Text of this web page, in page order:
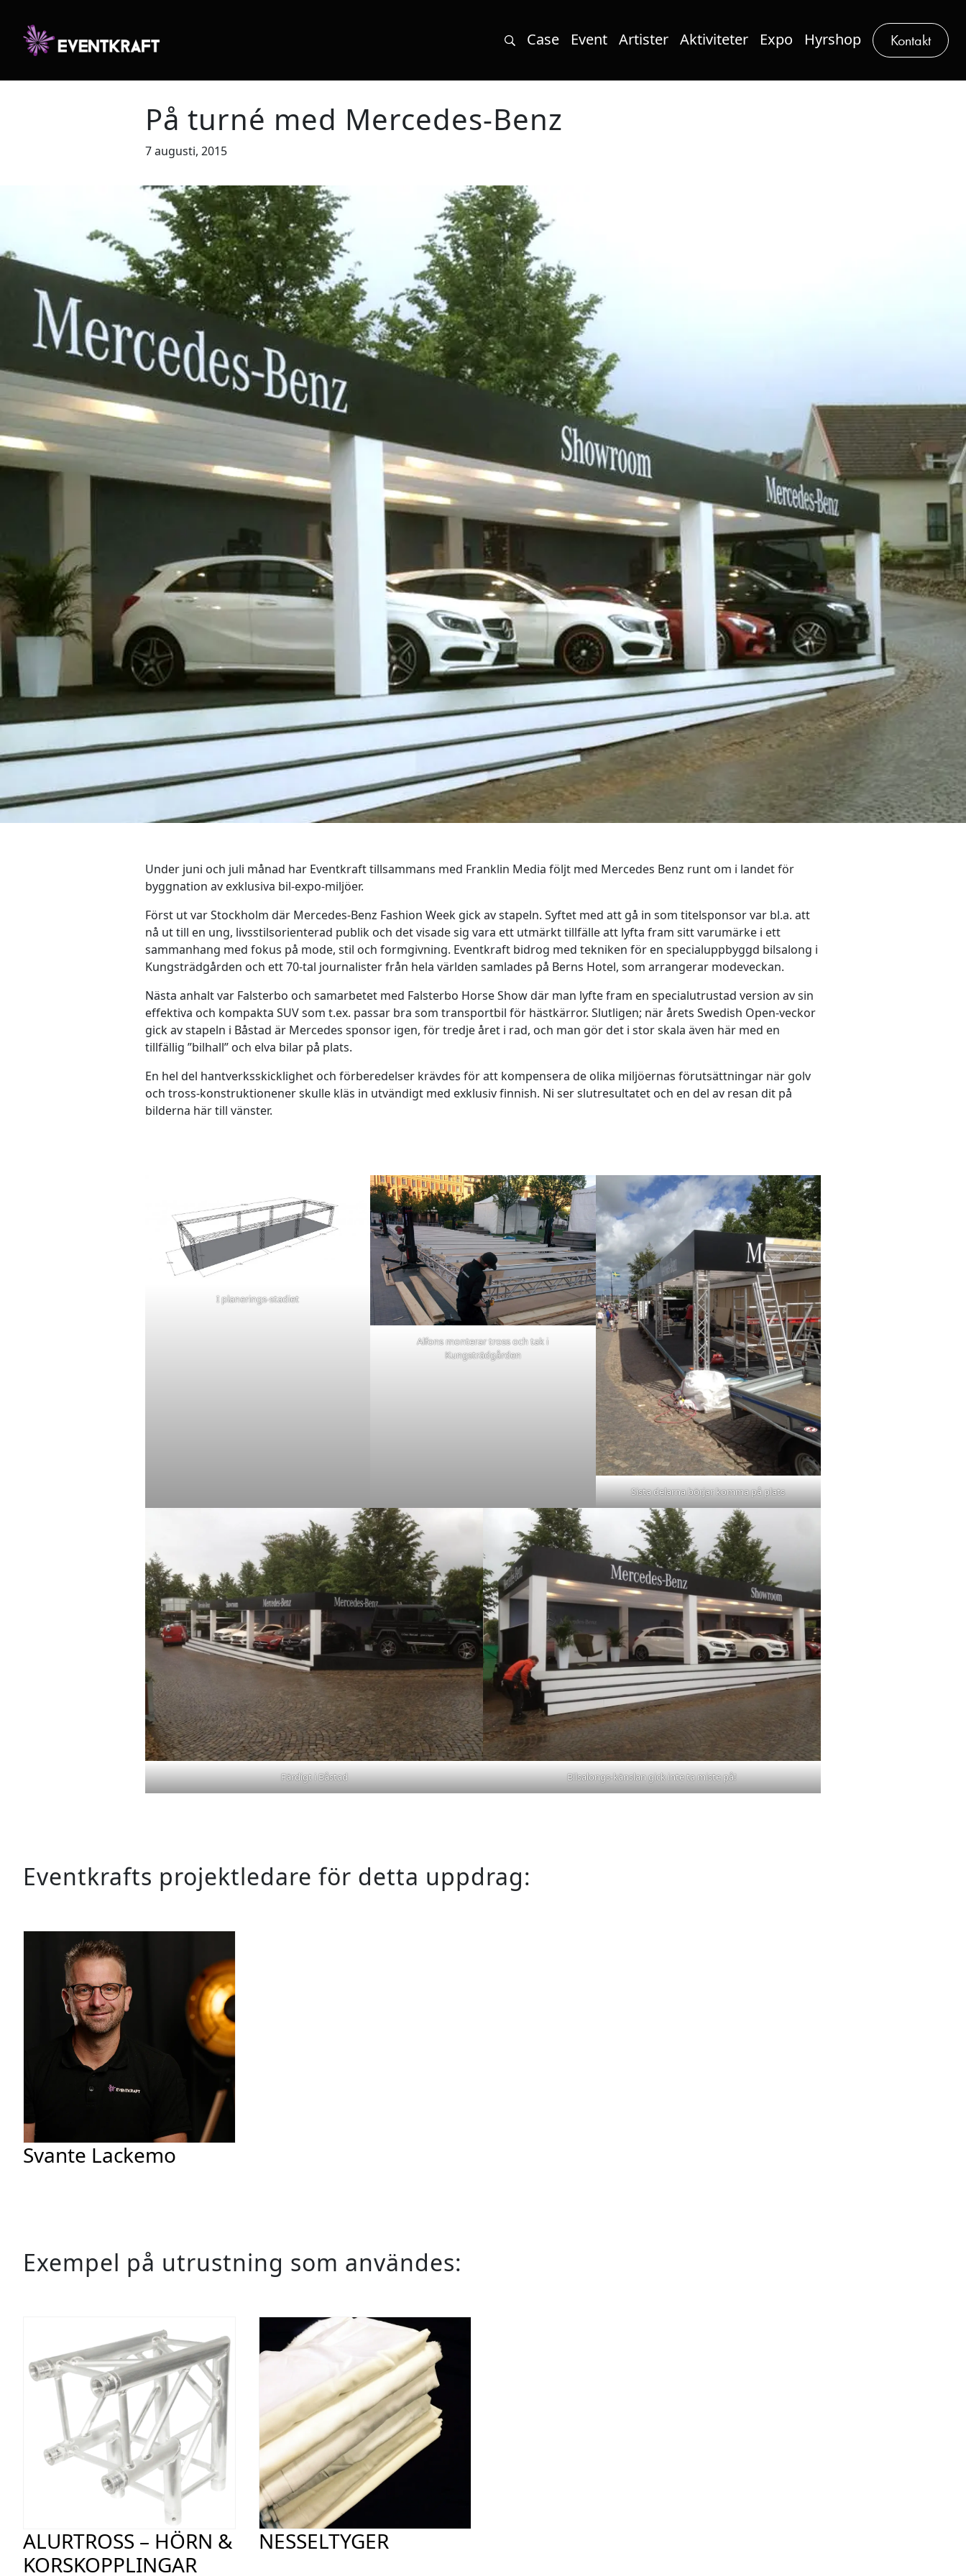
Case Event Artister Aktiviteter Expo Hyrshop Kontakt
På turné med Mercedes-Benz
7 augusti, 2015
Under juni och juli månad har Eventkraft tillsammans med Franklin Media följt med Mercedes Benz runt om i landet för
byggnation av exklusiva bil-expo-miljöer.
Först ut var Stockholm där Mercedes-Benz Fashion Week gick av stapeln. Syftet med att gå in som titelsponsor var bl.a. att
nå ut till en ung, livsstilsorienterad publik och det visade sig vara ett utmärkt tillfälle att lyfta fram sitt varumärke i ett
sammanhang med fokus på mode, stil och formgivning. Eventkraft bidrog med tekniken för en specialuppbyggd bilsalong i
Kungsträdgården och ett 70-tal journalister från hela världen samlades på Berns Hotel, som arrangerar modeveckan.
Nästa anhalt var Falsterbo och samarbetet med Falsterbo Horse Show där man lyfte fram en specialutrustad version av sin
effektiva och kompakta SUV som t.ex. passar bra som transportbil för hästkärror. Slutligen; när årets Swedish Open-veckor
gick av stapeln i Båstad är Mercedes sponsor igen, för tredje året i rad, och man gör det i stor skala även här med en
tillfällig ”bilhall” och elva bilar på plats.
En hel del hantverksskicklighet och förberedelser krävdes för att kompensera de olika miljöernas förutsättningar när golv
och tross-konstruktionener skulle kläs in utvändigt med exklusiv finnish. Ni ser slutresultatet och en del av resan dit på
bilderna här till vänster.
I planerings-stadiet
Alfons monterar tross och tak i
Kungsträdgården
Sista delarna börjar komma på plats
Färdigt i Båstad Bilsalongs-känslan gick inte ta miste på!
Eventkrafts projektledare för detta uppdrag:
Svante Lackemo
Exempel på utrustning som användes:
ALURTROSS – HÖRN &
KORSKOPPLINGAR
NESSELTYGER